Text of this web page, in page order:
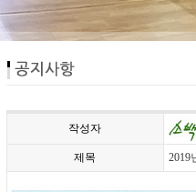
작성자
제목 2019